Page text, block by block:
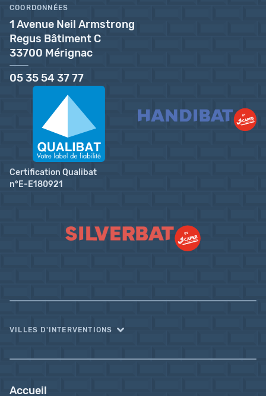
COORDONNÉES
1 Avenue Neil Armstrong
Regus Bâtiment C
33700 Mérignac
05 35 54 37 77
Certification Qualibat
n°E-E180921
VILLES D'INTERVENTIONS
Accueil